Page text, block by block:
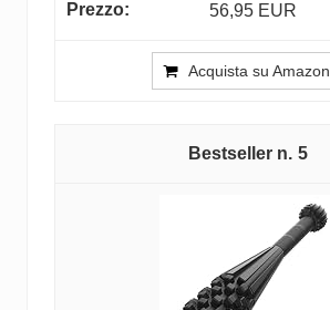
56,95 EUR
Acquista su Amazon
5